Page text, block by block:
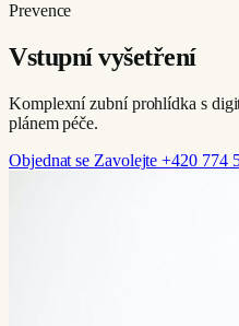
Prevence
Vstupní vyšetření
Komplexní zubní prohlídka s
plánem péče.
Objednat se Zavolejte +420 774